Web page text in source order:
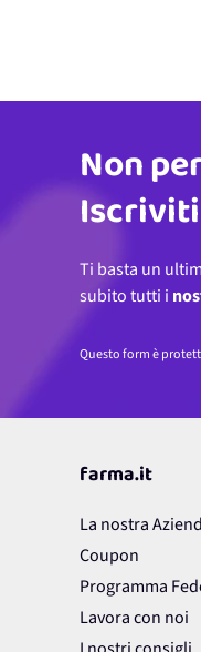
Indirizzo email
Non
Ti basta un
subito tutti i
Questo form è
farma.it
La nostra
Coupon
Programma
Lavora con noi